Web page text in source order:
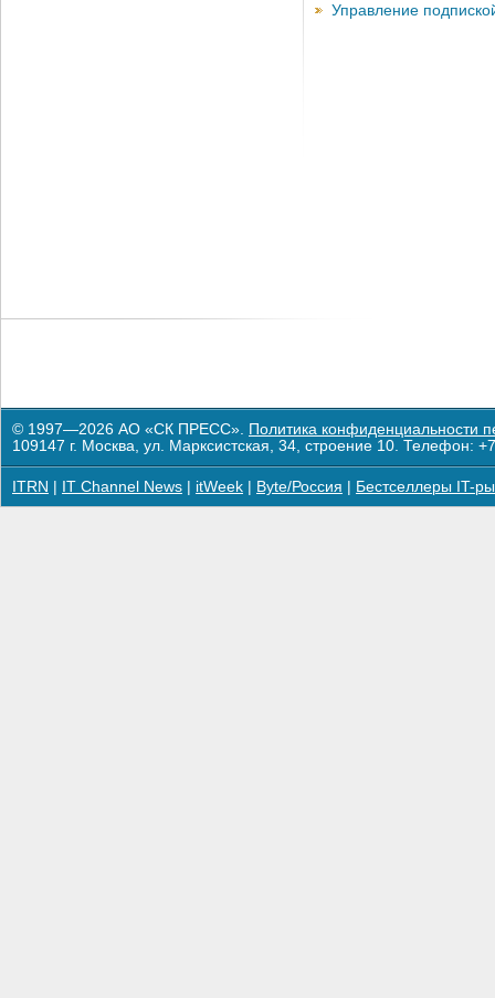
Управление
© 1997—2026 АО «СК ПРЕСС». Политика конфиденциальности
109147 г. Москва, ул. Марксистская, 34, строение 10. Телефон:
ITRN IT Channel News itWeek Byte/Россия Бестселлеры IT-